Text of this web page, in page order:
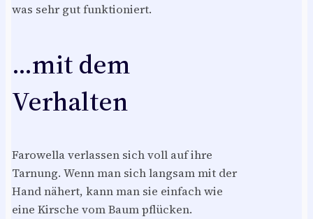
was sehr gut funktioniert.
…mit dem
Verhalten
Farowella verlassen sich voll auf ihre
Tarnung. Wenn man sich langsam mit der
Hand nähert, kann man sie einfach wie
eine Kirsche vom Baum pflücken.